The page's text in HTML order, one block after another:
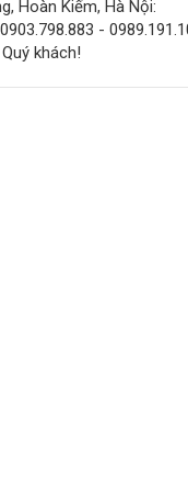
Hoàn Kiếm, Hà Nội:
-
khách!